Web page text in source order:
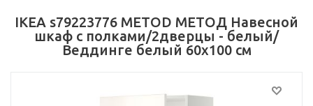
IKEA s79223776 METOD МЕТОД Навесной
шкаф с полками/2дверцы - белый/
Веддинге белый 60x100 см